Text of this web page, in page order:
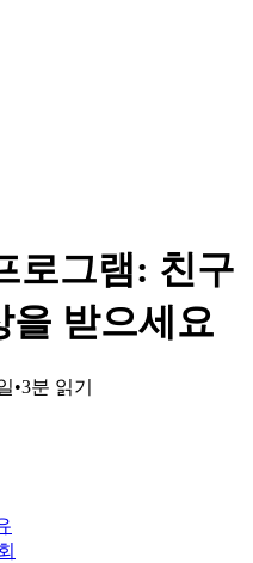
로그램: 친구
을 받으세요
•3분 읽기